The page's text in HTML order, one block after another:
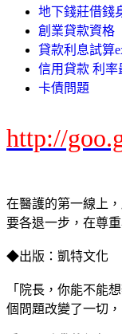
地下錢莊借錢
創業貸款資格
貸款利息試算
信用貸款 利率
卡債問題
http://
在醫護的第一線上
要各退一步，在尊
◆出版：凱特文化
「院長，你能不能
個問題改變了一切